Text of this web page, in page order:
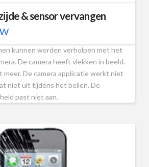
& sensor vervangen
kunnen worden verholpen met het
De camera heeft vlekken in beeld.
meer. De camera applicatie werkt niet
niet uit tijdens het bellen. De
past niet aan.